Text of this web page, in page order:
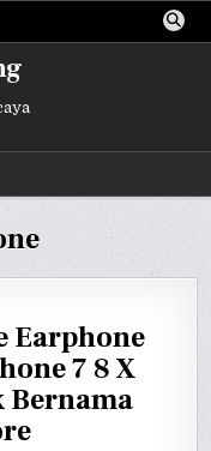
Earphone
7 8 X
Bernama